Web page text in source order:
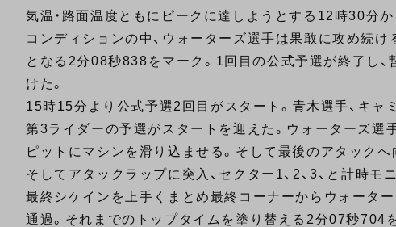
気温・路面温度ともにピークに達しようとする12時30分
コンディションの中、ウォーターズ選手は果敢に攻め続
となる2分08秒838をマーク。1回目の公式予選が終了し
けた。
15時15分より公式予選2回目がスタート。青木選手、キ
第3ライダーの予選がスタートを迎えた。ウォーターズ選
ピットにマシンを滑り込ませる。そして最後のアタック
そしてアタックラップに突入、セクター1、2、3、と計時
最終シケインを上手くまとめ最終コーナーからウォータ
通過。それまでのトップタイムを塗り替える2分07秒704